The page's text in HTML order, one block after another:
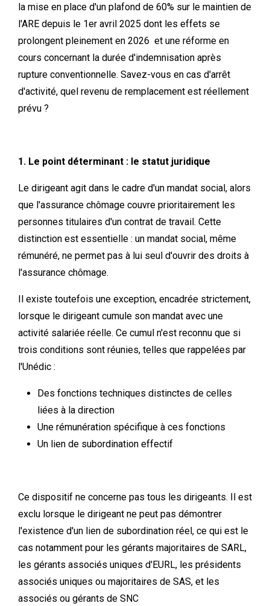
la mise en place d'un plafond de 60% sur le maintien de
l'ARE depuis le 1er avril 2025 dont les effets se
prolongent pleinement en 2026 et une réforme en
cours concernant la durée d'indemnisation après
rupture conventionnelle. Savez-vous en cas d'arrêt
d'activité, quel revenu de remplacement est réellement
prévu ?
1. Le point déterminant : le statut juridique
Le dirigeant agit dans le cadre d'un mandat social, alors
que l'assurance chômage couvre prioritairement les
personnes titulaires d'un contrat de travail. Cette
distinction est essentielle : un mandat social, même
rémunéré, ne permet pas à lui seul d'ouvrir des droits à
l'assurance chômage.
Il existe toutefois une exception, encadrée strictement,
lorsque le dirigeant cumule son mandat avec une
activité salariée réelle. Ce cumul n'est reconnu que si
trois conditions sont réunies, telles que rappelées par
l'Unédic :
Des fonctions techniques distinctes de celles
liées à la direction
Une rémunération spécifique à ces fonctions
Un lien de subordination effectif
Ce dispositif ne concerne pas tous les dirigeants. Il est
exclu lorsque le dirigeant ne peut pas démontrer
l'existence d'un lien de subordination réel, ce qui est le
cas notamment pour les gérants majoritaires de SARL,
les gérants associés uniques d'EURL, les présidents
associés uniques ou majoritaires de SAS, et les
associés ou gérants de SNC